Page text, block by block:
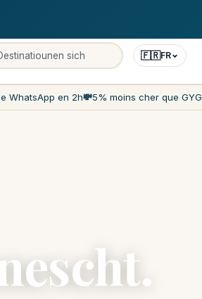
🇫🇷FR
WhatsApp en 2h💸5% moins cher que GYG